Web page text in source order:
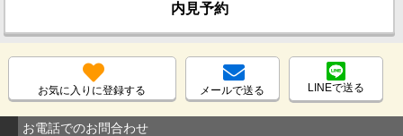
内見予約
お気に入りに登録する メールで送る LINEで送る
お電話でのお問合わせ